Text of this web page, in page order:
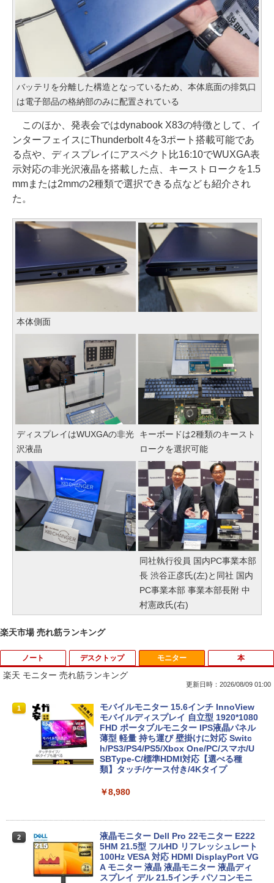
バッテリを分離した構造となっているため、本体底面の排気口
は電子部品の格納部のみに配置されている
このほか、発表会ではdynabook X83の特徴として、イ
ンターフェイスにThunderbolt 4を3ポート搭載可能であ
る点や、ディスプレイにアスペクト比16:10でWUXGA表
示対応の非光沢液晶を搭載した点、キーストロークを1.5
mmまたは2mmの2種類で選択できる点なども紹介され
た。
本体側面
ディスプレイはWUXGAの非光
沢液晶
キーボードは2種類のキースト
ロークを選択可能
同社執行役員 国内PC事業本部
長 渋谷正彦氏(左)と同社 国内
PC事業本部 事業本部長附 中
村憲政氏(右)
楽天市場 売れ筋ランキング
ノート
1
■新品■Panasonic Let's note CF-SZ5 C
F-SZ6 CF-SV1 CF-SV2 CF-SV7 CF-SV8
CF-SV9 日本語キーボード
￥4,620
【8/05.8/10限定！お買い物マラソン×5の
en 3 (第14世代Intel N100/ メモリ4GB/ e
MMC64GB/ 無線LAN/フルHD1920*108
0/ 5G Softbank/ Webカメラ)【送料無
料】
デスクトップ モニター
楽天 モニター 売れ筋ランキング
更新日時：2026/08/09 01:00
1
モバイルモニター 15.6インチ InnoView
モバイルディスプレイ 自立型 1920*1080
FHD ポータブルモニター IPS液晶パネル
薄型 軽量 持ち運び 壁掛けに対応 Switc
h/PS3/PS4/PS5/Xbox One/PC/スマホ/U
SBType-C/標準HDMI対応【選べる種
類】タッチ/ケース付き/4Kタイプ
￥8,980
2
液晶モニター Dell Pro 22モニター E222
5HM 21.5型 フルHD リフレッシュレート
100Hz VESA 対応 HDMI DisplayPort VG
A モニター 液晶 液晶モニター 液晶ディ
スプレイ デル 21.5インチ パソコンモニ
本